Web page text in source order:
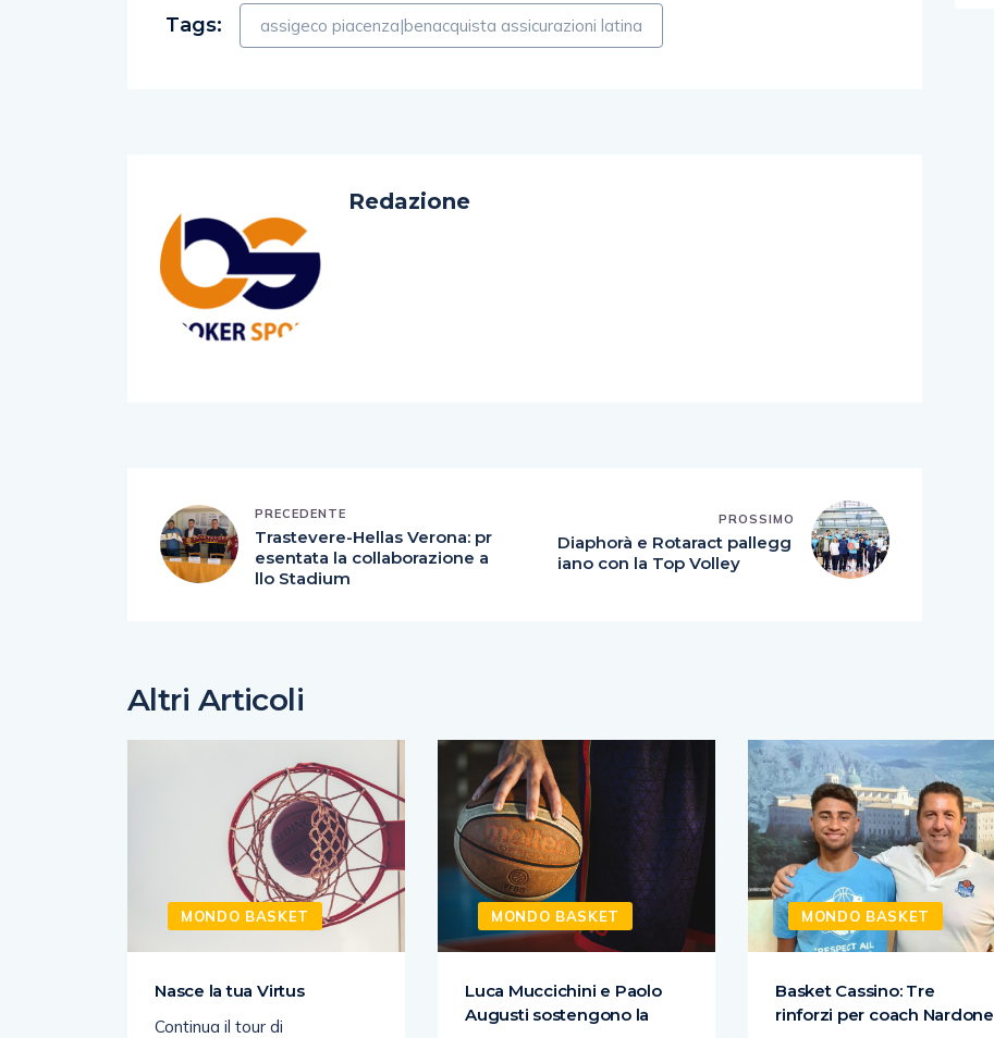
Tags: assigeco piacenza|benacquista assicurazioni latina
Redazione
PRECEDENTE
Trastevere-Hellas Verona: pr
esentata la collaborazione a
llo Stadium
PROSSIMO
Diaphorà e Rotaract pallegg
iano con la Top Volley
Altri Articoli
MONDO BASKET
Nasce la tua Virtus
Continua il tour di
MONDO BASKET
Luca Muccichini e Paolo
Augusti sostengono la
MONDO BASKET
Basket Cassino: Tre
rinforzi per coach Nardone